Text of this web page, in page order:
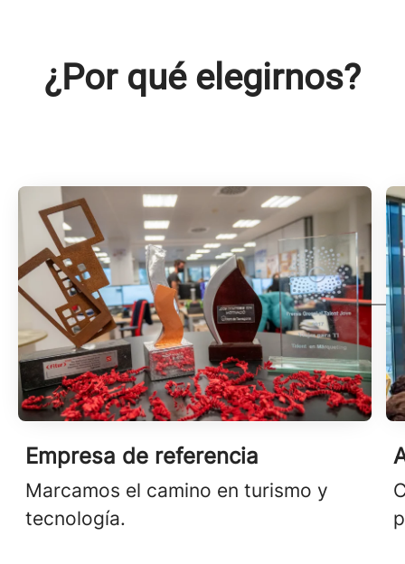
¿Por qué elegirnos?
Empresa de referencia
Marcamos el camino en turismo y
tecnología.